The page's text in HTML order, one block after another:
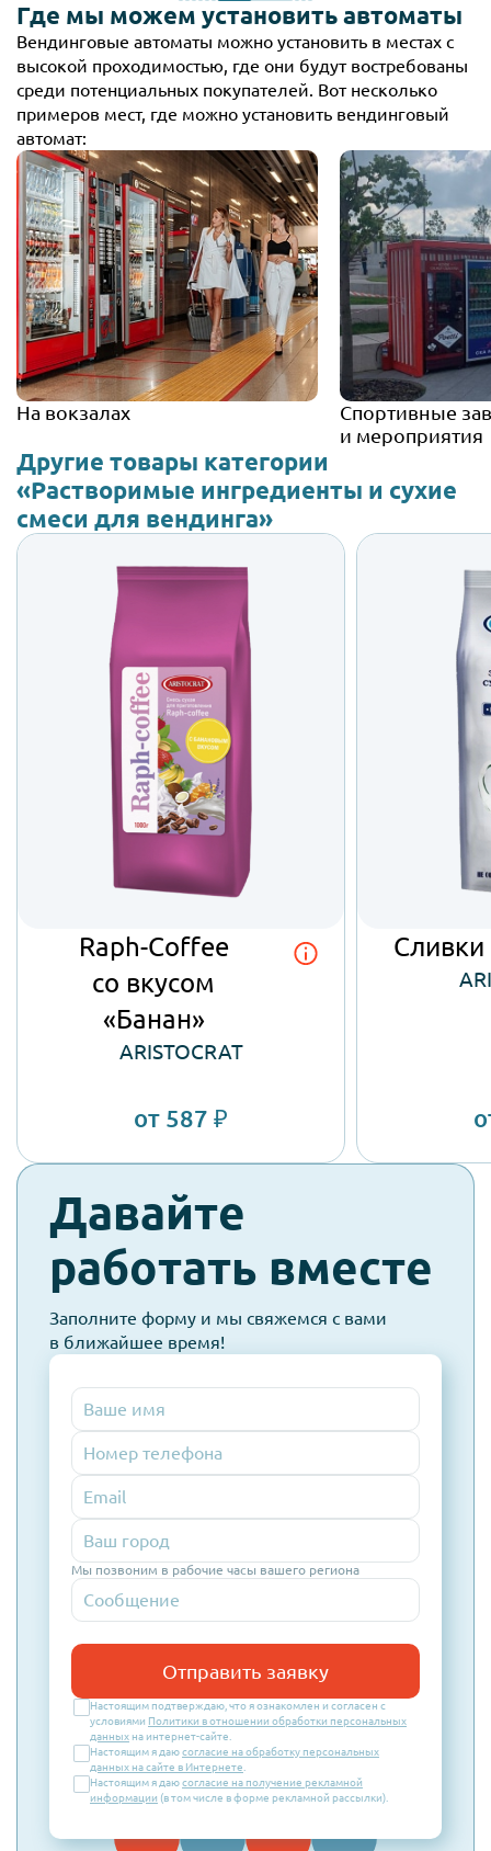
Где мы можем установить автоматы
Вендинговые автоматы можно установить в местах с
высокой проходимостью, где они будут востребованы
среди потенциальных покупателей. Вот несколько
примеров мест, где можно установить вендинговый
автомат:
На вокзалах
Спортивные
и мероприятия
Другие товары категории
«Растворимые ингредиенты и сухие
смеси для вендинга»
Raph-Coffee
со вкусом
«Банан»
ARISTOCRAT
от 587 ₽
Raph-Coffee
со вкусом «Банан»
ARISTOCRAT
от 587 ₽
Отправить заявку
Подробнее об автомате
Сливки
check-
spam
Давайте
работать вместе
Заполните форму и мы свяжемся с вами
в ближайшее время!
Номер
телефона
Email
Мы позвоним в рабочие часы вашего региона
Отправить заявку
Настоящим подтверждаю, что я ознакомлен и согласен с
условиями Политики в отношении обработки персональных
данных на интернет-сайте.
Настоящим я даюсогласие на обработку персональных
данных на сайте в Интернете
Настоящим я даюсогласие на получение рекламной
информации (в том числе в форме рекламной рассылки).